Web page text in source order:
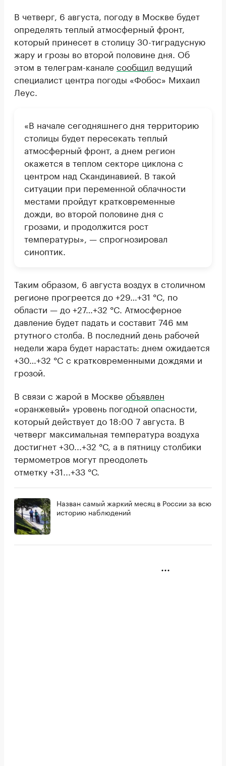
В четверг, 6 августа, погоду в Москве будет
определять теплый атмосферный фронт,
который принесет в столицу 30-тиградусную
жару и грозы во второй половине дня. Об
этом в телеграм-канале сообщил ведущий
специалист центра погоды «Фобос» Михаил
Леус.
«В начале сегодняшнего дня территорию
столицы будет пересекать теплый
атмосферный фронт, а днем регион
окажется в теплом секторе циклона с
центром над Скандинавией. В такой
ситуации при переменной облачности
местами пройдут кратковременные
дожди, во второй половине дня с
грозами, и продолжится рост
температуры», — спрогнозировал
синоптик.
Таким образом, 6 августа воздух в столичном
регионе прогреется до +29…+31 °C, по
области — до +27…+32 °C. Атмосферное
давление будет падать и составит 746 мм
ртутного столба. В последний день рабочей
недели жара будет нарастать: днем ожидается
+30…+32 °C с кратковременными дождями и
грозой.
В связи с жарой в Москве объявлен
«оранжевый» уровень погодной опасности,
который действует до 18:00 7 августа. В
четверг максимальная температура воздуха
достигнет +30...+32 °С, а в пятницу столбики
термометров могут преодолеть
отметку +31...+33 °С.
Назван самый жаркий месяц в России за всю
историю наблюдений